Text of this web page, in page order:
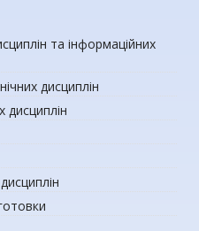
та інформаційних
дисциплін
дисциплін